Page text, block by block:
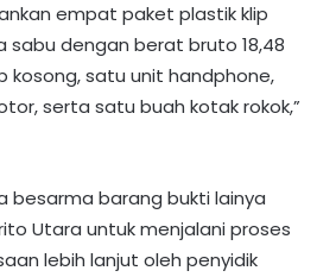
empat paket plastik klip
sabu dengan berat bruto 18,48
kosong, satu unit handphone,
serta satu buah kotak rokok,”
besarma barang bukti lainya
Utara untuk menjalani proses
lebih lanjut oleh penyidik